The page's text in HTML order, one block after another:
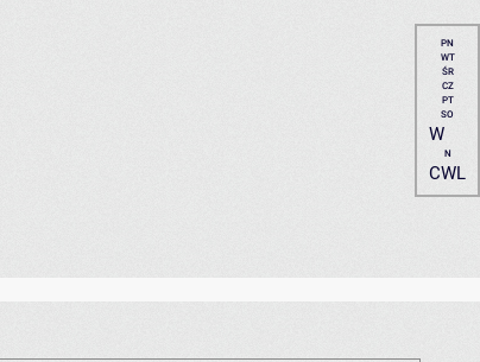
PN
WT
ŚR
CZ
PT
SO
W
N
CWL